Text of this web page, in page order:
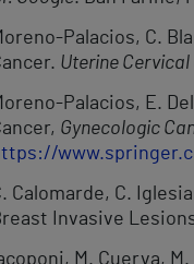
Palacios, C.
Uterine Cervical
Palacios, E.
Gynecologic
Calomarde, C.
Invasive
M. Cuerva,